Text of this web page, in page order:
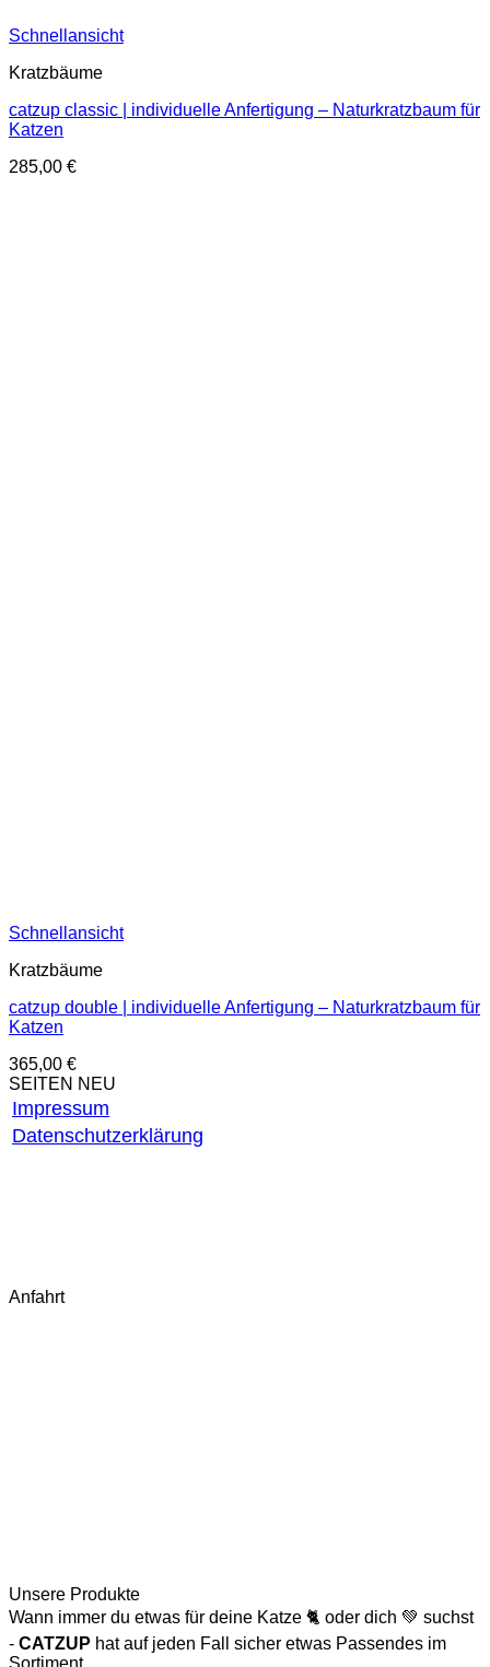
Schnellansicht
Kratzbäume
catzup classic | individuelle Anfertigung – Naturkratzbaum für
Katzen
285,00 €
Schnellansicht
Kratzbäume
catzup double | individuelle Anfertigung – Naturkratzbaum für
Katzen
365,00 €
SEITEN NEU
Impressum
Datenschutzerklärung
Anfahrt
Unsere Produkte
Wann immer du etwas für deine Katze 🐈 oder dich 💚 suchst
- CATZUP hat auf jeden Fall sicher etwas Passendes im